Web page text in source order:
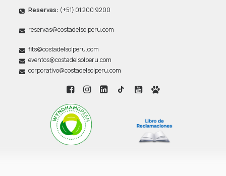
Reservas: (+51) 01 200 9200
reservas@costadelsolperu.com
fits@costadelsolperu.com
eventos@costadelsolperu.com
corporativo@costadelsolperu.com